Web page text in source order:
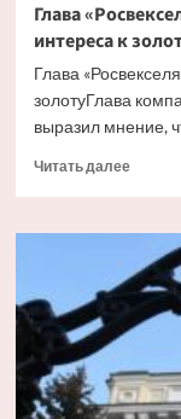
Глава
интереса к
Глава
золотуГлава
выразил мнение,
Читать далее
Глава
ждёт
роста
к
золоту